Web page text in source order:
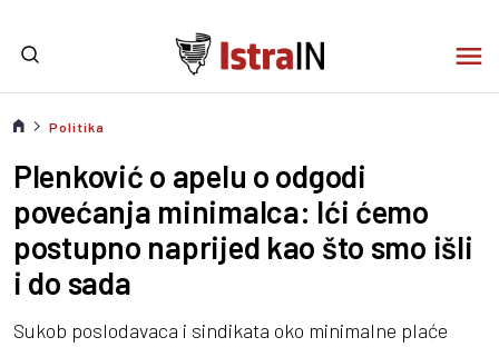
Politika
Plenković o apelu o odgodi
povećanja minimalca: Ići ćemo
postupno naprijed kao što smo išli
i do sada
Sukob poslodavaca i sindikata oko minimalne plaće